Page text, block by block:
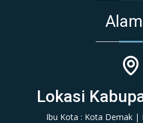
Lokasi
Ibu Kota : Kota Demak |